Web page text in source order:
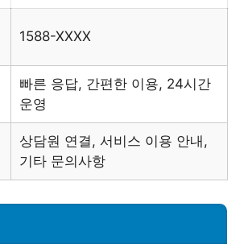
1588-XXXX
빠른 응답, 간편한 이용, 24시간
운영
상담원 연결, 서비스 이용 안내,
기타 문의사항